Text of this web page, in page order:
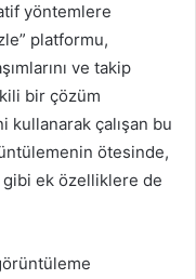
yöntemlere
platformu,
ve takip
bir çözüm
kullanarak çalışan bu
ötesinde,
gibi ek özelliklere de